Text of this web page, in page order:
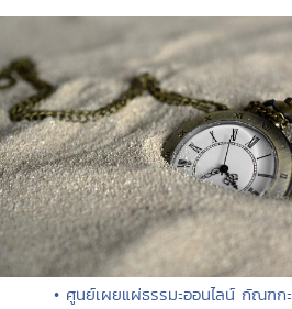
• ศูนย์เผยแผ่ธรรมะออนไลน์ กัณฑกะ